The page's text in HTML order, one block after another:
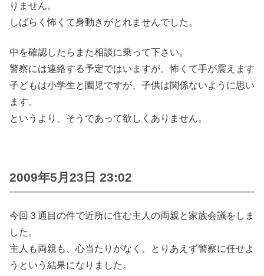
りません。
しばらく怖くて身動きがとれませんでした。
中を確認したらまた相談に乗って下さい。
警察には連絡する予定ではいますが。怖くて手が震えます
子どもは小学生と園児ですが、子供は関係ないように思い
ます。
というより、そうであって欲しくありません。
2009年5月23日 23:02
今回３通目の件で近所に住む主人の両親と家族会議をしま
した。
主人も両親も、心当たりがなく、とりあえず警察に任せよ
うという結果になりました。